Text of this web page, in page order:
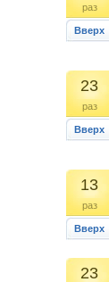
раз
Вверх
23
раз
Вверх
13
раз
Вверх
23